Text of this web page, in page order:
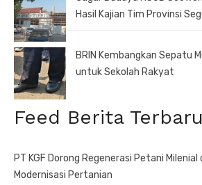
Hasil Kajian Tim Provinsi
BRIN Kembangkan Sepatu
untuk Sekolah Rakyat
Feed Berita Terbaru
PT KGF Dorong Regenerasi Petani
Modernisasi Pertanian